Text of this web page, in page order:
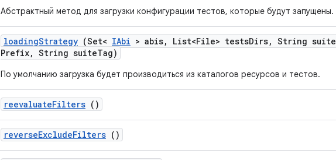
Абстрактный метод для загрузки конфигурации тестов, которые будут запущены.
loadingStrategy (Set< IAbi > abis, List<File> testsDirs, String suite
Prefix, String suiteTag)
По умолчанию загрузка будет производиться из каталогов ресурсов и тестов.
reevaluateFilters ()
reverseExcludeFilters ()